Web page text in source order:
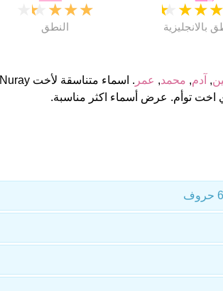
★
★
★
★
النطق
★
★
★
★
بالانجليزية
, آدم, محمد, عمر
. اسماء متناسقة لأخت Nuray